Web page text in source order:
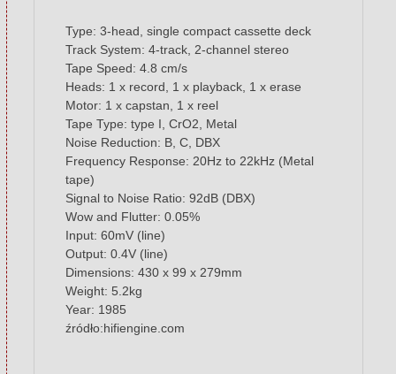
Type: 3-head, single compact cassette deck
Track System: 4-track, 2-channel stereo
Tape Speed: 4.8 cm/s
Heads: 1 x record, 1 x playback, 1 x erase
Motor: 1 x capstan, 1 x reel
Tape Type: type I, CrO2, Metal
Noise Reduction: B, C, DBX
Frequency Response: 20Hz to 22kHz (Metal
tape)
Signal to Noise Ratio: 92dB (DBX)
Wow and Flutter: 0.05%
Input: 60mV (line)
Output: 0.4V (line)
Dimensions: 430 x 99 x 279mm
Weight: 5.2kg
Year: 1985
źródło:hifiengine.com